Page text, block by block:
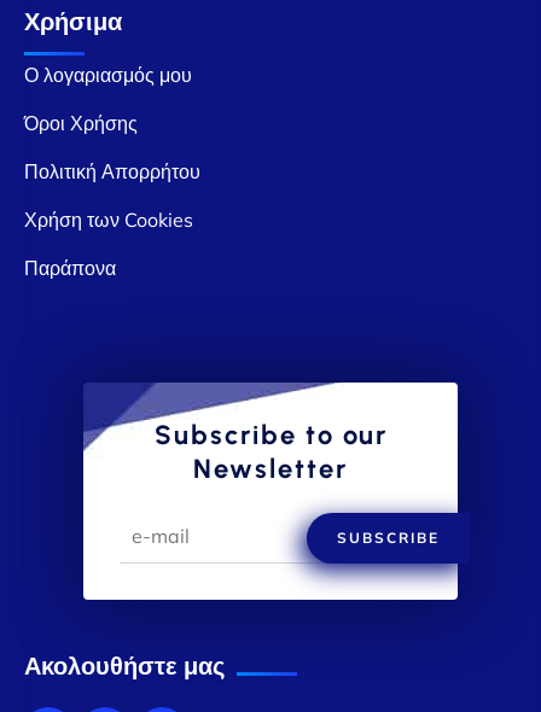
Χρήσιμα
Ο λογαριασμός μου
Όροι Χρήσης
Πολιτική Απορρήτου
Χρήση των Cookies
Παράπονα
Subscribe to our
Newsletter
SUBSCRIBE
Ακολουθήστε μας